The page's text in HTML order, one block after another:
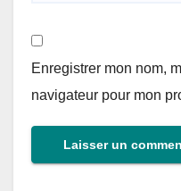
Enregistrer mon nom,
navigateur pour mon